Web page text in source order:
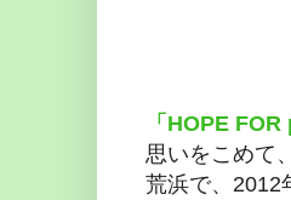
「HOPE FOR
思いをこめて
荒浜で、2012